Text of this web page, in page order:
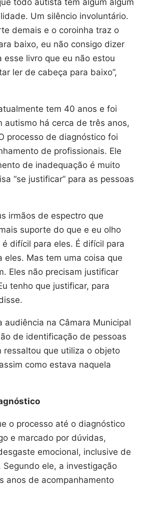
Um silêncio involuntário.
demais e o coroinha traz o
baixo, eu não consigo dizer
esse livro que eu não estou
ler de cabeça para baixo”,
tem 40 anos e foi
autismo há cerca de três anos,
processo de diagnóstico foi
de profissionais. Ele
de inadequação é muito
“se justificar” para as pessoas
irmãos de espectro que
suporte do que e eu olho
difícil para eles. É difícil para
eles. Mas tem uma coisa que
Eles não precisam justificar
tenho que justificar, para
audiência na Câmara Municipal
de identificação de pessoas
ressaltou que utiliza o objeto
como estava naquela
o processo até o diagnóstico
e marcado por dúvidas,
emocional, inclusive de
Segundo ele, a investigação
anos de acompanhamento